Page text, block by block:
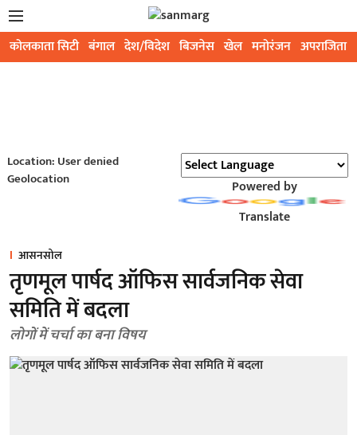
कोलकाता सिटी बंगाल देश/विदेश बिजनेस खेल मनोरंजन अपराजिता
Location: User denied
Geolocation
Powered by
Translate
आसनसोल
तृणमूल पार्षद ऑफिस सार्वजनिक सेवा
समिति में बदला
लोगों में चर्चा का बना विषय